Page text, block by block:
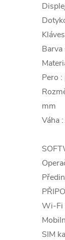
Barva
Pero
mm
Váha
Wi-Fi
SIM